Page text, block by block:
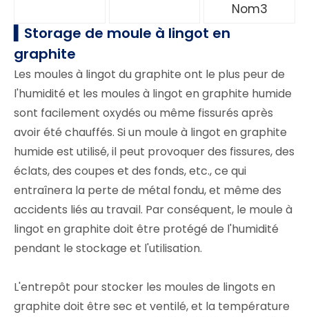
Nom3
▍Storage de moule à lingot en
graphite
Les moules à lingot du graphite ont le plus peur de
l'humidité et les moules à lingot en graphite humide
sont facilement oxydés ou même fissurés après
avoir été chauffés. Si un moule à lingot en graphite
humide est utilisé, il peut provoquer des fissures, des
éclats, des coupes et des fonds, etc., ce qui
entraînera la perte de métal fondu, et même des
accidents liés au travail. Par conséquent, le moule à
lingot en graphite doit être protégé de l'humidité
pendant le stockage et l'utilisation.
L'entrepôt pour stocker les moules de lingots en
graphite doit être sec et ventilé, et la température